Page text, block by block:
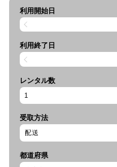
利用開始日
利用終了日
レンタル数
受取方法
都道府県